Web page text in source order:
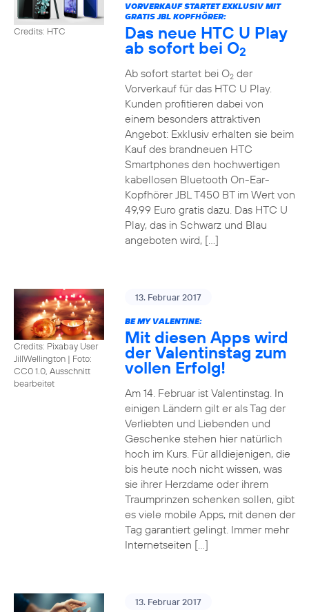
Credits: HTC
VORVERKAUF STARTET EXKLUSIV MIT
GRATIS JBL KOPFHÖRER:
Das neue HTC U Play
ab sofort bei O2
Ab sofort startet bei O2der
Vorverkauf für das HTC U Play.
Kunden profitieren dabei von
einem besonders attraktiven
Angebot: Exklusiv erhalten sie beim
Kauf des brandneuen HTC
Smartphones den hochwertigen
kabellosen Bluetooth On-Ear-
Kopfhörer JBL T450 BT im Wert von
49,99 Euro gratis dazu. Das HTC U
Play, das in Schwarz und Blau
angeboten wird, […]
Credits: Pixabay User
JillWellington | Foto:
CC0 1.0, Ausschnitt
bearbeitet
13. Februar 2017
BE MY VALENTINE:
Mit diesen Apps wird
der Valentinstag zum
vollen Erfolg!
Am 14. Februar ist Valentinstag. In
einigen Ländern gilt er als Tag der
Verliebten und Liebenden und
Geschenke stehen hier natürlich
hoch im Kurs. Für alldiejenigen, die
bis heute noch nicht wissen, was
sie ihrer Herzdame oder ihrem
Traumprinzen schenken sollen, gibt
es viele mobile Apps, mit denen der
Tag garantiert gelingt. Immer mehr
Internetseiten […]
13. Februar 2017